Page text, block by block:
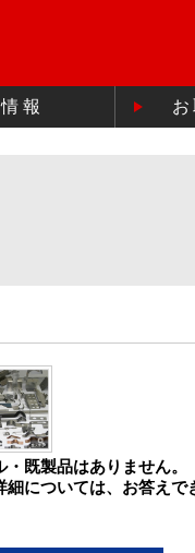
報
・既製品はありません。
細については、お答えで